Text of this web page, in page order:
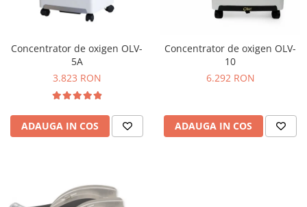
Concentrator de oxigen OLV-
5A
3.823 RON
ADAUGA IN COS
Concentrator de oxigen OLV-
10
6.292 RON
ADAUGA IN COS